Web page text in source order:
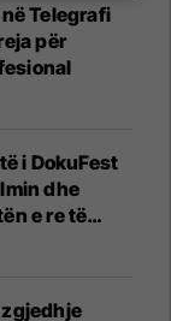
Telegrafi
për
i DokuFest
dhe
e re të